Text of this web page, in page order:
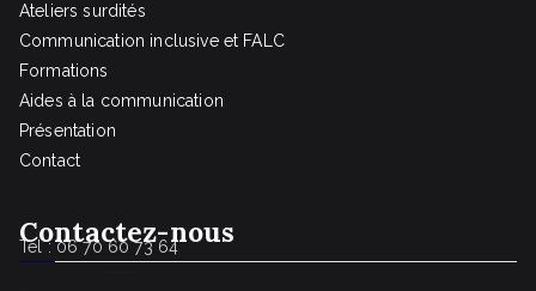
Ateliers surdités
Communication inclusive et FALC
Formations
Aides à la communication
Présentation
Contact
Contactez-nous
Tel : 06 70 60 73 64